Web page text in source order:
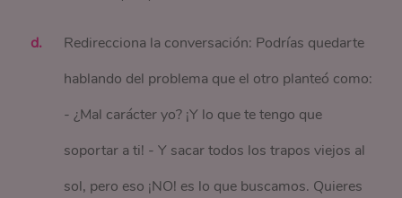
Redirecciona la conversación: Podrías quedarte
hablando del problema que el otro planteó como:
- ¿Mal carácter yo? ¡Y lo que te tengo que
soportar a ti! - Y sacar todos los trapos viejos al
sol, pero eso ¡NO! es lo que buscamos. Quieres